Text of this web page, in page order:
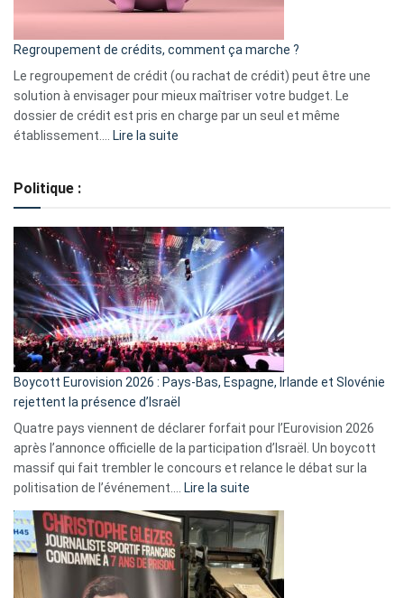
début
2023
Regroupement de crédits, comment ça marche ?
Le regroupement de crédit (ou rachat de crédit) peut être une
solution à envisager pour mieux maîtriser votre budget. Le
dossier de crédit est pris en charge par un seul et même
établissement.…
Lire la suite
ça
marche
?
Politique :
Boycott Eurovision 2026 : Pays-Bas, Espagne, Irlande et Slovénie
rejettent la présence d’Israël
Quatre pays viennent de déclarer forfait pour l’Eurovision 2026
après l’annonce officielle de la participation d’Israël. Un boycott
massif qui fait trembler le concours et relance le débat sur la
politisation de l’événement.…
Lire la suite
Eurovision
2026
:
Pays-